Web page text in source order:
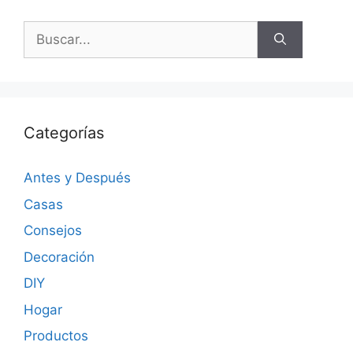
Categorías
Antes y Después
Casas
Consejos
Decoración
DIY
Hogar
Productos